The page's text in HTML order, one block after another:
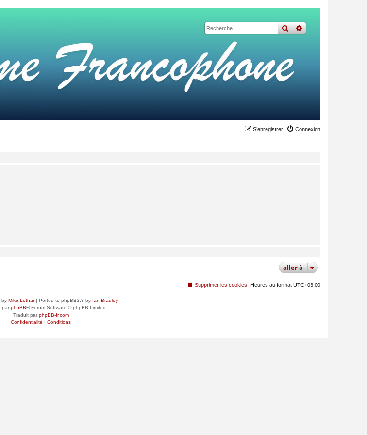
rechercher
recherche
Connexion
S’enregistrer
allerà
Heures au format UTC+03:00
Supprimer les cookies
by Mike Lothar| Ported to phpBB3.3 by Ian Bradley
parphpBB® Forum Software © phpBB Limited
Traduit parphpBB-fr.com
Confidentialité | Conditions